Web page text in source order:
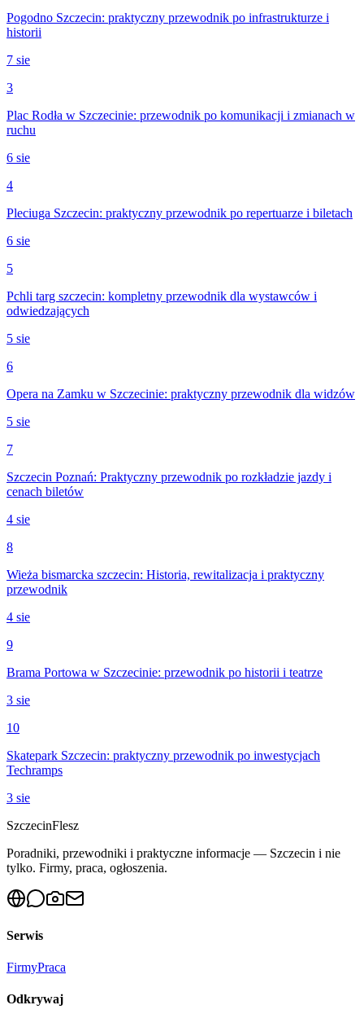
Pogodno Szczecin: praktyczny przewodnik po infrastrukturze i
historii
7 sie
3
Plac Rodła w Szczecinie: przewodnik po komunikacji i zmianach w
ruchu
6 sie
4
Pleciuga Szczecin: praktyczny przewodnik po repertuarze i biletach
6 sie
5
Pchli targ szczecin: kompletny przewodnik dla wystawców i
odwiedzających
5 sie
6
Opera na Zamku w Szczecinie: praktyczny przewodnik dla widzów
5 sie
7
Szczecin Poznań: Praktyczny przewodnik po rozkładzie jazdy i
cenach biletów
4 sie
8
Wieża bismarcka szczecin: Historia, rewitalizacja i praktyczny
przewodnik
4 sie
9
Brama Portowa w Szczecinie: przewodnik po historii i teatrze
3 sie
10
Skatepark Szczecin: praktyczny przewodnik po inwestycjach
Techramps
3 sie
SzczecinFlesz
Poradniki, przewodniki i praktyczne informacje — Szczecin i nie
tylko. Firmy, praca, ogłoszenia.
Serwis
FirmyPraca
Odkrywaj